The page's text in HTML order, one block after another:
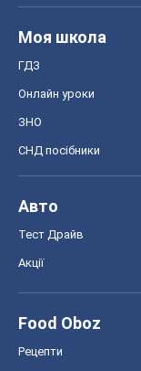
Моя школа
ГДЗ
Онлайн уроки
ЗНО
СНД посібники
Авто
Тест Драйв
Акції
Food Oboz
Рецепти